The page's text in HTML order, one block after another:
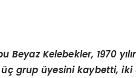
Beyaz Kelebekler, 1970
grup üyesini kaybetti,